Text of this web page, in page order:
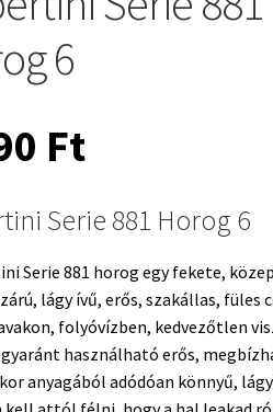
6
Ft
Serie 881 Horog 6
Serie 881 horog egy fekete,
lágy ívű, erős, szakállas, füles
folyóvízben, kedvezőtlen
használható erős,
anyagából adódóan könnyű,